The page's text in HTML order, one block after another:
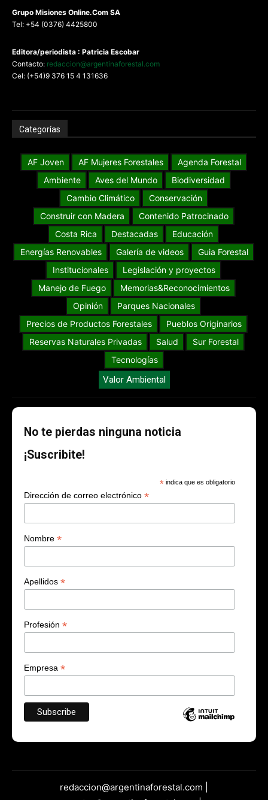
Grupo Misiones Online.Com SA
Tel: +54 (0376) 4425800
Editora/periodista : Patricia Escobar
Contacto: redaccion@argentinaforestal.com
Cel: (+54)9 376 15 4 131636
Categorías
AF Joven AF Mujeres Forestales
Agenda Forestal
Ambiente
Aves del Mundo
Biodiversidad
Cambio Climático
Conservación
Construir con Madera
Contenido Patrocinado
Costa Rica
Destacadas
Educación
Energías Renovables
Galería de videos
Guia Forestal
Institucionales
Legislación y proyectos
Manejo de Fuego
Memorias&Reconocimientos
Opinión
Parques Nacionales
Precios de Productos Forestales
Pueblos Originarios
Reservas Naturales Privadas
Salud
Sur Forestal
Tecnologías
Valor Ambiental
No te pierdas ninguna noticia
¡Suscribite!
* indica que es obligatorio
Dirección de correo electrónico *
Nombre *
Apellidos *
Profesión *
Empresa *
redaccion@argentinaforestal.com |